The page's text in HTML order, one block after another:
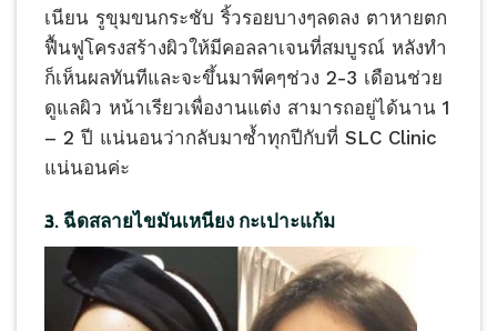
เนียน รูขุมขนกระชับ ริ้วรอยบางๆลดลง ตาหายตก
ฟื้นฟูโครงสร้างผิวให้มีคอลลาเจนที่สมบูรณ์ หลังทำ
ก็เห็นผลทันทีและจะขึ้นมาพีคๆช่วง 2-3 เดือนช่วย
ดูแลผิว หน้าเรียวเพื่องานแต่ง สามารถอยู่ได้นาน 1
– 2 ปี แน่นอนว่ากลับมาซ้ำทุกปีกับที่ SLC Clinic
แน่นอนค่ะ
3. ฉีดสลายไขมันเหนียง กะเปาะแก้ม